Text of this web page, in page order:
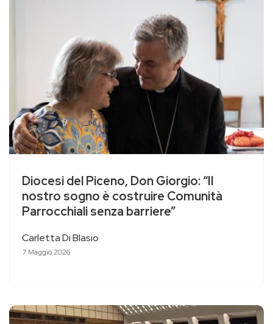
Diocesi del Piceno, Don Giorgio: “Il
nostro sogno è costruire Comunità
Parrocchiali senza barriere”
Carletta Di Blasio
7 Maggio 2026